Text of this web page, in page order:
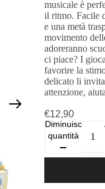
musicale è
il ritmo. Facile
e una metà
movimento
adoreranno
ci piace? I
favorire la
delicato li
attenzione,
€12,90
Diminuisci
quantità